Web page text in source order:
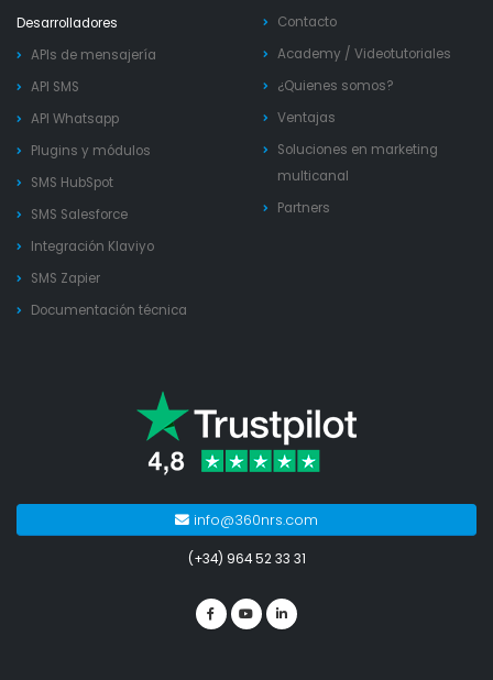
Desarrolladores
APIs de mensajería
API SMS
API Whatsapp
Plugins y módulos
SMS HubSpot
SMS Salesforce
Integración Klaviyo
SMS Zapier
Documentación técnica
Contacto
Academy / Videotutoriales
¿Quienes somos?
Ventajas
Soluciones en marketing
multicanal
Partners
info@360nrs.com
(+34) 964 52 33 31